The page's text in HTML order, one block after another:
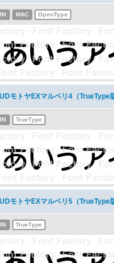
MAC OpenType
モトヤEXマルベリ4（TrueType
TrueType
モトヤEXマルベリ5（TrueType
TrueType